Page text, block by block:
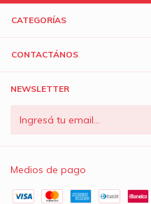
CATEGORÍAS
CONTACTÁNOS
NEWSLETTER
Medios de pago